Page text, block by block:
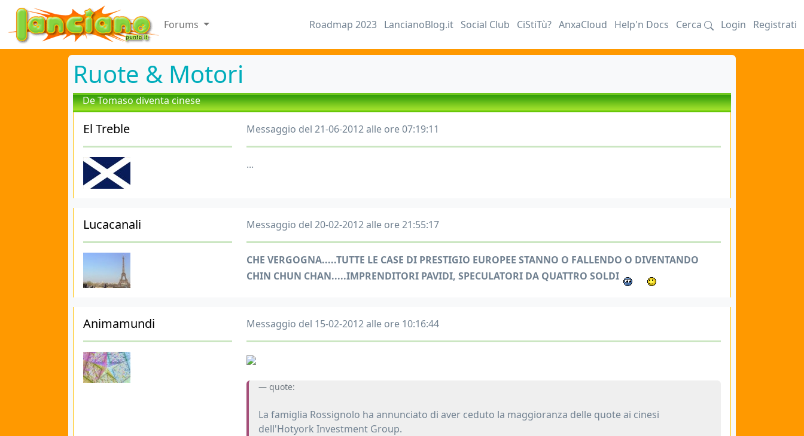
Forums Roadmap 2023 LancianoBlog.it Social Club CiStiTù? AnxaCloud Help'n Docs Cerca Login Registrati
Ruote & Motori
De Tomaso diventa cinese
El Treble Messaggio del 21-06-2012 alle ore 07:19:11
...
Lucacanali Messaggio del 20-02-2012 alle ore 21:55:17
CHE VERGOGNA.....TUTTE LE CASE DI PRESTIGIO EUROPEE STANNO O FALLENDO O DIVENTANDO
CHIN CHUN CHAN.....IMPRENDITORI PAVIDI, SPECULATORI DA QUATTRO SOLDI
Animamundi Messaggio del 15-02-2012 alle ore 10:16:44
quote:
La famiglia Rossignolo ha annunciato di aver ceduto la maggioranza delle quote ai cinesi
dell'Hotyork Investment Group.